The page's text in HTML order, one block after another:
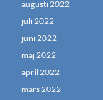
augusti 2022
juli 2022
juni 2022
maj 2022
april 2022
mars 2022